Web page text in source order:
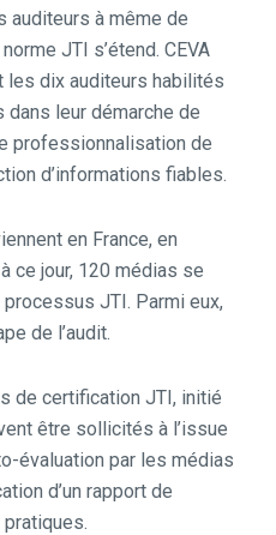
auditeurs à même de
JTI s’étend. CEVA
les dix auditeurs habilités
leur démarche de
professionnalisation de
d’informations fiables.
en France, en
ce jour, 120 médias se
JTI. Parmi eux,
de l’audit.
de certification JTI, initié
être sollicités à l’issue
évaluation par les médias
d’un rapport de